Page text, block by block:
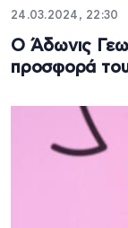
24.03.2024, 22:30
Ο Άδωνις
προσφορά